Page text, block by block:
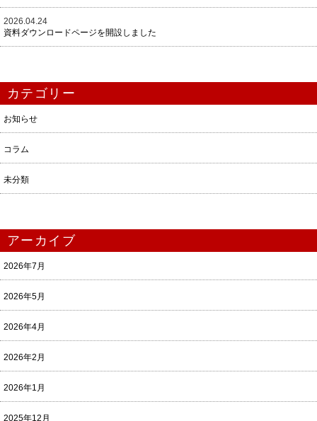
資料ダウンロードページを開設しました
2026.04.24
カテゴリー
お知らせ
コラム
未分類
アーカイブ
2026年7月
2026年5月
2026年4月
2026年2月
2026年1月
2025年12月